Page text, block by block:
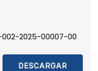
2025-00007-00
DESCARGAR